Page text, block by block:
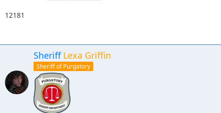
12181
Sheriff Lexa Griffin
Sheriff of Purgatory